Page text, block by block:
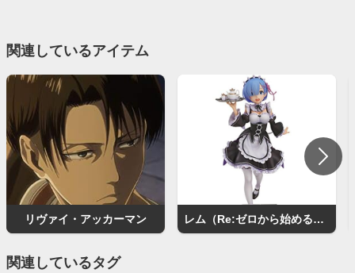
関連しているアイテム
リヴァイ・アッカーマン レム（Re:ゼロから始める異世界生活）
関連しているタグ